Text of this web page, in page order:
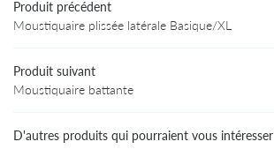
Produit précédent
Moustiquaire plissée latérale Basique/XL
Produit suivant
Moustiquaire battante
D'autres produits qui pourraient vous intéresser